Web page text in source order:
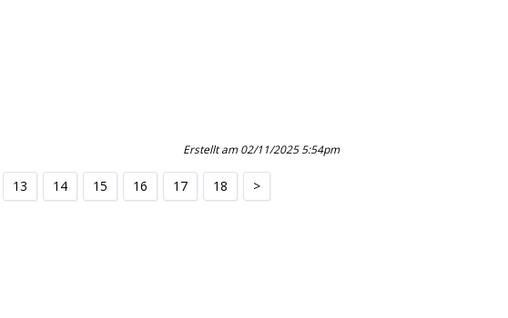
Erstellt am 02/11/2025 5:54pm
13 14 15 16 17 18 >